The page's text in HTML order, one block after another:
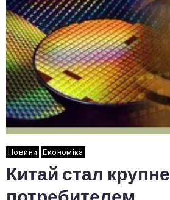
Новини Економіка
Китай стал